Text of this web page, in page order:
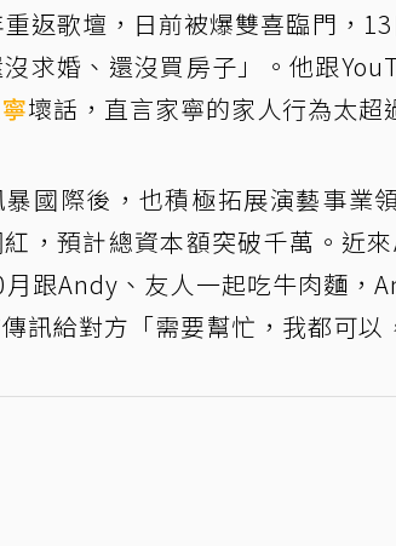
返歌壇，日前被爆雙喜臨門，
求婚、還沒買房子」。他跟
壞話，直言家寧的家人行為太超
國際後，也積極拓展演藝事業
，預計總資本額突破千萬。近
跟Andy、友人一起吃牛肉麵，
訊給對方「需要幫忙，我都可以